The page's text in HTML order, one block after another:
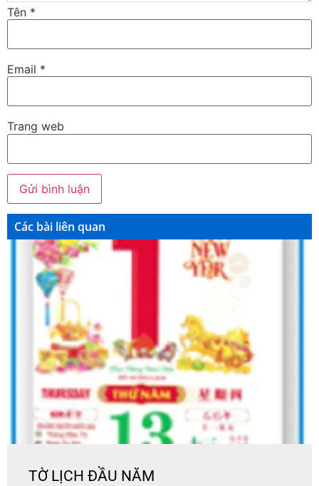
Tên *
Email *
Trang web
Các bài liên quan
TỜ LỊCH ĐẦU NĂM